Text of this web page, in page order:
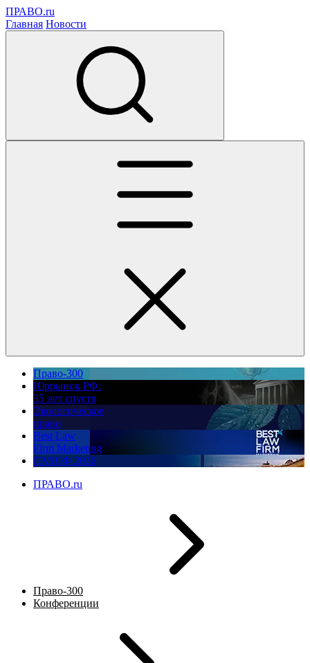
ПРАВО.ru
Главная Новости
Право-300
Юррынок РФ:
35 лет спустя
Экологическое
право
Best Law
Firm Marketing
ПМЮФ 2026
ПРАВО.ru
Право-300
Конференции